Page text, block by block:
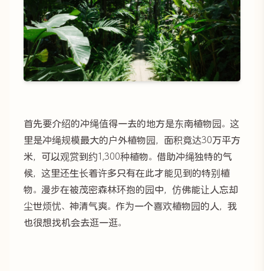
首先要介绍的冲绳值得一去的地方是东南植物园。这
里是冲绳规模最大的户外植物园，面积竟达30万平方
米，可以观赏到约1,300种植物。借助冲绳独特的气
候，这里还生长着许多只有在此才能见到的特别植
物。漫步在被茂密森林环抱的园中，仿佛能让人忘却
尘世烦忧、神清气爽。作为一个喜欢植物园的人，我
也很想找机会去逛一逛。